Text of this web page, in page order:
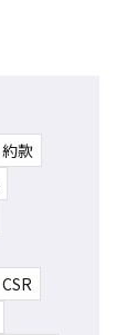
約款
CSR